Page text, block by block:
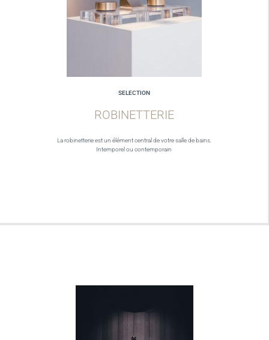
SELECTION
ROBINETTERIE
La robinetterie est un élément central de votre salle de bains.
Intemporel ou contemporain